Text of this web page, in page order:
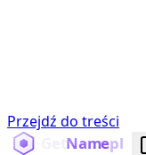
Przejdź do treści